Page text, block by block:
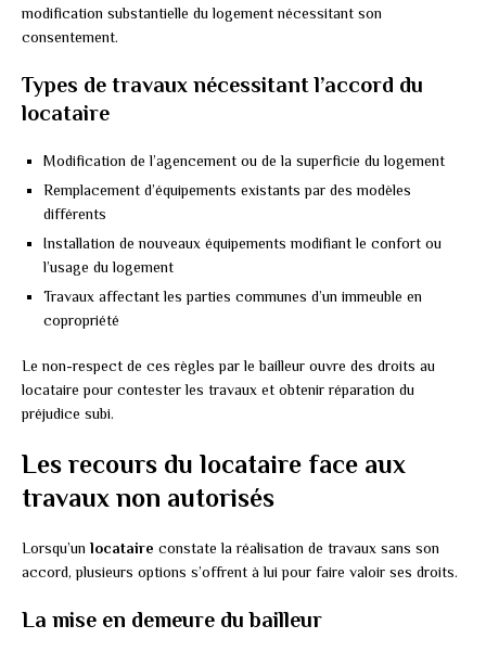
modification substantielle du logement nécessitant son
consentement.
Types de travaux nécessitant l’accord du
locataire
Modification de l’agencement ou de la superficie du logement
Remplacement d’équipements existants par des modèles
différents
Installation de nouveaux équipements modifiant le confort ou
l’usage du logement
Travaux affectant les parties communes d’un immeuble en
copropriété
Le non-respect de ces règles par le bailleur ouvre des droits au
locataire pour contester les travaux et obtenir réparation du
préjudice subi.
Les recours du locataire face aux
travaux non autorisés
Lorsqu’un locataire constate la réalisation de travaux sans son
accord, plusieurs options s’offrent à lui pour faire valoir ses droits.
La mise en demeure du bailleur